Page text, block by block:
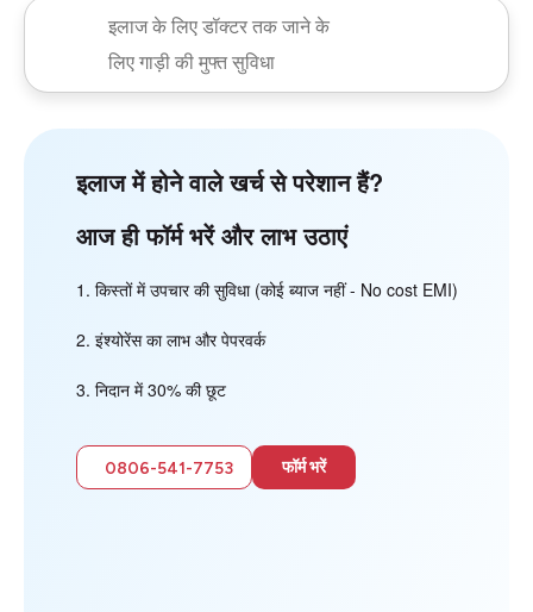
इलाज के लिए डॉक्टर तक जाने के
लिए गाड़ी की मुफ्त सुविधा
इलाज में होने वाले खर्च से परेशान हैं?
आज ही फॉर्म भरें और लाभ उठाएं
किस्तों में उपचार की सुविधा (कोई ब्याज नहीं - No cost EMI)
इंश्योरेंस का लाभ और पेपरवर्क
निदान में 30% की छूट
0806-541-7753 फॉर्म भरें